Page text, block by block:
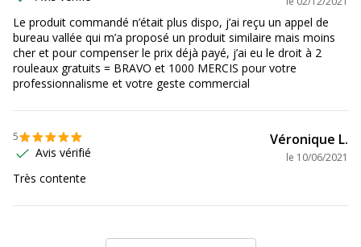
Le produit commandé n’était plus dispo, j’ai reçu un appel de
bureau vallée qui m’a proposé un produit similaire mais moins
cher et pour compenser le prix déjà payé, j’ai eu le droit à 2
rouleaux gratuits = BRAVO et 1000 MERCIS pour votre
professionnalisme et votre geste commercial
5
Avis vérifié
Véronique L.
le 10/06/2021
Très contente